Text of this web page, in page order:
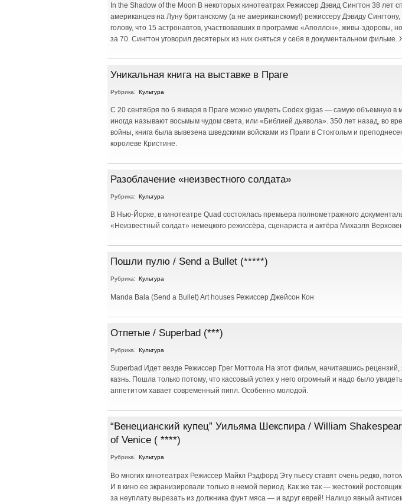
In the Shadow of the Moon В некоторых кинотеатрах Режиссер Дэвид Сингтон 38 лет
американцев на Луну британскому (а не американскому!) режиссеру Дэвиду
голову, что 15 астронавтов, участвовавших в программе «Аполлон», живы-здоровы,
за 70. Сингтон уговорил десятерых из них сняться у себя в документальном фильме.
Уникальная книга на выставке в Праге
Рубрика: Культура
С 20 сентября по 6 января в Праге можно увидеть Codex gigas — самую объемную в
иногда называют восьмым чудом света, или «Библией дьявола». 350 лет назад, во
войны, книга была вывезена шведскими войсками из Праги в Стокгольм и
королеве Кристине.
Разоблачение «неизвестного солдата»
Рубрика: Культура
В Нью-Йорке, в кинотеатре Quad состоялась премьера полнометражного
«Неизвестный солдат» немецкого режиссёра, сценариста и актёра Михаэля
Пошли пулю / Send a Bullet (*****)
Рубрика: Культура
Manda Bala (Send a Bullet) Art houses Режиссер Джейсон Кон
Отпетые / Superbad (***)
Рубрика: Культура
Superbad Идет везде Режиссер Грег Моттола На этот фильм, начитавшись рецензий,
казнь. Пошла только потому, что кассовый успех у него огромный и надо было
аппетитом хавает современный пипл. Особенно молодой.
“Венецианский купец” Уильяма Шекспира / William
of Venice ( ****)
Рубрика: Культура
Во многих кинотеатрах Режиссер Майкл Рэдфорд Эту пьесу ставят очень редко,
И в кино ее экранизировали только в немой период. Как же так — жестокий
за неуплату вырезать из должника фунт мяса — и вдруг еврей! Налицо явный